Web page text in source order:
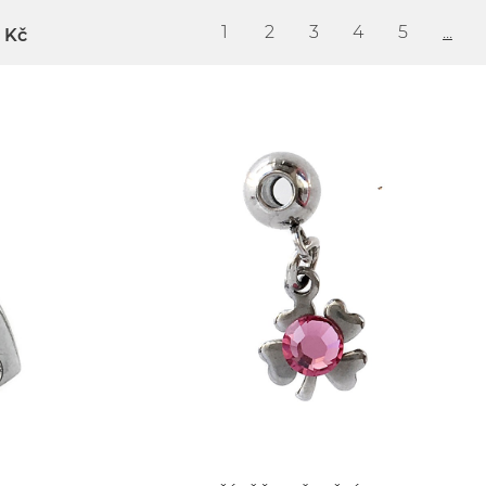
Kč 1 2 3 4 5 ...